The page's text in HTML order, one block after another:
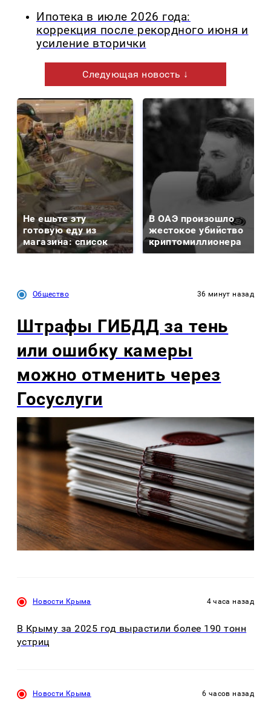
Ипотека в июле 2026 года:
коррекция после рекордного июня и
усиление вторички
Следующая новость ↓
Не ешьте эту
готовую еду из
магазина: список
В ОАЭ произошло
жестокое убийство
криптомиллионера
Общество 36 минут назад
Штрафы ГИБДД за тень
или ошибку камеры
можно отменить через
Госуслуги
Новости Крыма 4 часа назад
В Крыму за 2025 год вырастили более 190 тонн
устриц
Новости Крыма 6 часов назад